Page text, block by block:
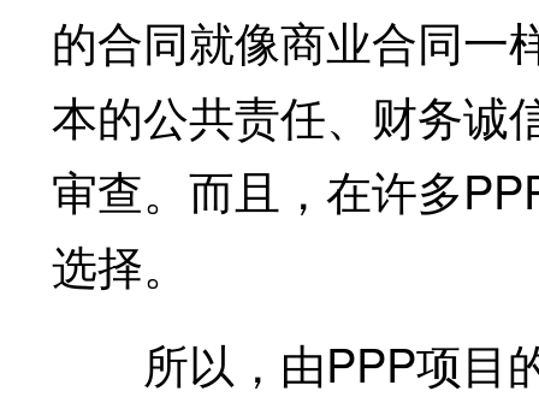
的合同就像商业合同一
本的公共责任、财务诚
审查。而且，在许多
选择。
所以，由PPP项目